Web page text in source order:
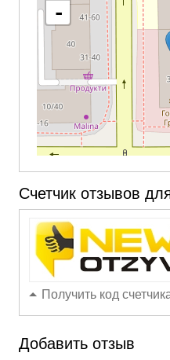
-
Счетчик отзывов
Получить код
Добавить отзыв